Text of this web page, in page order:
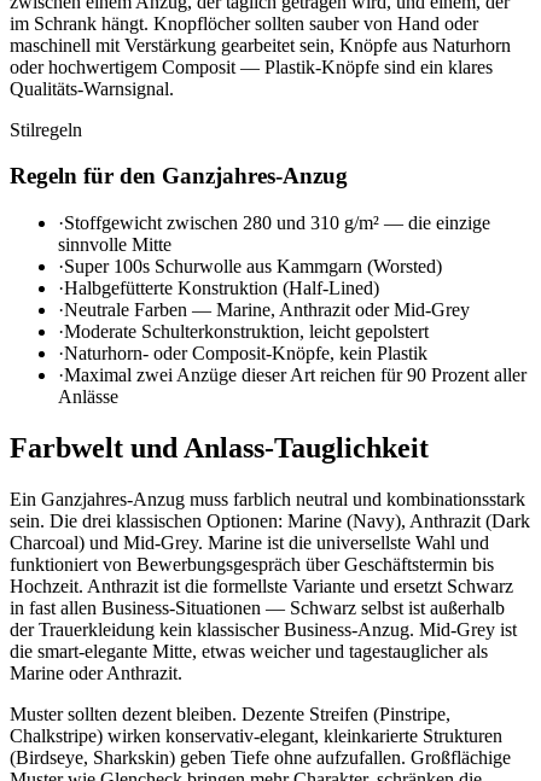
im Schrank hängt. Knopflöcher sollten sauber von Hand oder
maschinell mit Verstärkung gearbeitet sein, Knöpfe aus Naturhorn
oder hochwertigem Composit — Plastik-Knöpfe sind ein klares
Qualitäts-Warnsignal.
Stilregeln
Regeln für den Ganzjahres-Anzug
·Stoffgewicht zwischen 280 und 310 g/m² — die einzige
sinnvolle Mitte
·Super 100s Schurwolle aus Kammgarn (Worsted)
·Halbgefütterte Konstruktion (Half-Lined)
·Neutrale Farben — Marine, Anthrazit oder Mid-Grey
·Moderate Schulterkonstruktion, leicht gepolstert
·Naturhorn- oder Composit-Knöpfe, kein Plastik
·Maximal zwei Anzüge dieser Art reichen für 90 Prozent aller
Anlässe
Farbwelt und Anlass-Tauglichkeit
Ein Ganzjahres-Anzug muss farblich neutral und kombinationsstark
sein. Die drei klassischen Optionen: Marine (Navy), Anthrazit (Dark
Charcoal) und Mid-Grey. Marine ist die universellste Wahl und
funktioniert von Bewerbungsgespräch über Geschäftstermin bis
Hochzeit. Anthrazit ist die formellste Variante und ersetzt Schwarz
in fast allen Business-Situationen — Schwarz selbst ist außerhalb
der Trauerkleidung kein klassischer Business-Anzug. Mid-Grey ist
die smart-elegante Mitte, etwas weicher und tagestauglicher als
Marine oder Anthrazit.
Muster sollten dezent bleiben. Dezente Streifen (Pinstripe,
Chalkstripe) wirken konservativ-elegant, kleinkarierte Strukturen
(Birdseye, Sharkskin) geben Tiefe ohne aufzufallen. Großflächige